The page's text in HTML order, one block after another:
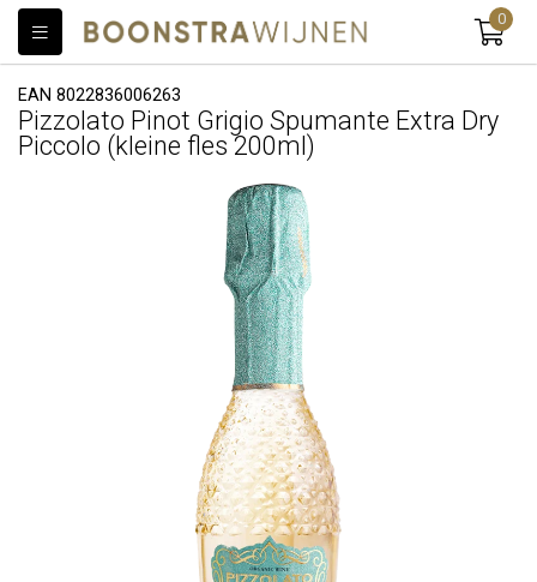
0
EAN 8022836006263
Pizzolato Pinot Grigio Spumante Extra Dry
Piccolo (kleine fles 200ml)